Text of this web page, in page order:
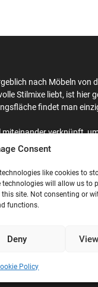
Consent
like cookies to
will allow us to
site. Not consenting or
functions.
Deny
Policy
nach Möbeln von
Stilmixe liebt, ist hier
findet man
verknüpft,
Tische werden aus
und ausgefallenen
eine gigantische
und
Gebrauch, perfekt